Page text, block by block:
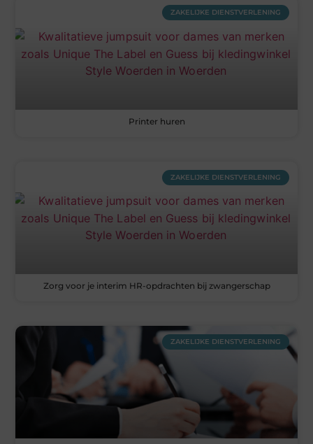
ZAKELIJKE DIENSTVERLENING
Printer huren
ZAKELIJKE DIENSTVERLENING
Zorg voor je interim HR-opdrachten bij zwangerschap
ZAKELIJKE DIENSTVERLENING